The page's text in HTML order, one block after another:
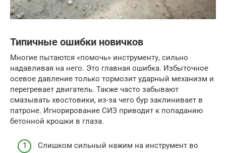
Типичные ошибки новичков
Многие пытаются «помочь» инструменту, сильно
надавливая на него. Это главная ошибка. Избыточное
осевое давление только тормозит ударный механизм и
перегревает двигатель. Также часто забывают
смазывать хвостовики, из-за чего бур заклинивает в
патроне. Игнорирование СИЗ приводит к попаданию
бетонной крошки в глаза.
Слишком сильный нажим на инструмент во